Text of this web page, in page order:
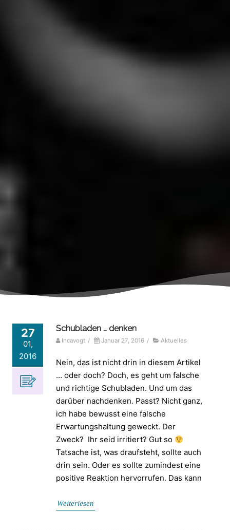
27
01,
2016
Schubladen … denken
Incavogt / Januar 27, 2016 / Aktuelles
Nein, das ist nicht drin in diesem Artikel
… oder doch? Doch, es geht um falsche
und richtige Schubladen. Und um das
darüber nachdenken. Passt? Nicht ganz,
ich habe bewusst eine falsche
Erwartungshaltung geweckt. Der
Zweck? Ihr seid irritiert? Gut so
Tatsache ist, was draufsteht, sollte auch
drin sein. Oder es sollte zumindest eine
positive Reaktion hervorrufen. Das kann
Weiterlesen